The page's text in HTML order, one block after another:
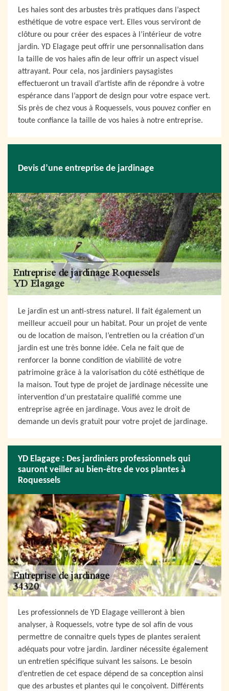
Les haies sont des arbustes très pratiques dans l’aspect
esthétique de votre espace vert. Elles vous serviront de
clôture ou pour créer des espaces à l’intérieur de votre
jardin. YD Elagage peut offrir une personnalisation dans
la taille de vos haies afin de leur offrir un aspect visuel
attrayant. Pour cela, nos jardiniers paysagistes
effectueront un travail d’artiste afin de répondre à votre
espérance dans l’apport de design pour votre espace vert.
Sis près de chez vous à Roquessels, vous pouvez confier en
toute confiance la taille de vos haies à notre entreprise.
Devis d’une entreprise de jardinage
Le jardin est un anti-stress naturel. Il fait également un
meilleur accueil pour un habitat. Pour un projet de vente
ou de location de maison, l’entretien ou la création d’un
jardin est une très bonne idée. Cela ne fait que de
renforcer la bonne condition de viabilité de votre
patrimoine grâce à la valorisation du côté esthétique de
la maison. Tout type de projet de jardinage nécessite une
intervention d’un prestataire qualifié comme une
entreprise agrée en jardinage. Vous avez le droit de
demande un devis gratuit pour votre projet de jardinage.
YD Elagage : Des jardiniers professionnels qui
sauront veiller au bien-être de vos plantes à
Roquessels
Les professionnels de YD Elagage veilleront à bien
analyser, à Roquessels, votre type de sol afin de vous
permettre de connaitre quels types de plantes seraient
adéquats pour votre jardin. Jardiner nécessite également
un entretien spécifique suivant les saisons. Le besoin
d’entretien de cet espace dépend de sa conception ainsi
que des arbustes et plantes qui le conçoivent. Différents